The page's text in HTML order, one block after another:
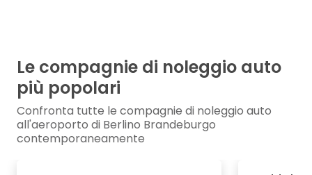
Le compagnie di noleggio auto
più popolari
Confronta tutte le compagnie di noleggio auto
all'aeroporto di Berlino Brandeburgo
contemporaneamente